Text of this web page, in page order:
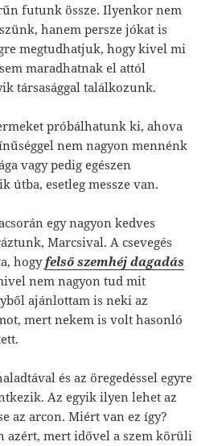
futunk össze. Ilyenkor nem
hanem persze jókat is
megtudhatjuk, hogy kivel mi
maradhatnak el attól
társasággal találkozunk.
próbálhatunk ki, ahova
nem nagyon mennénk
vagy pedig egészen
útba, esetleg messze van.
egy nagyon kedves
Marcsival. A csevegés
hogyfelső szemhéj dagadás
nem nagyon tud mit
ajánlottam is neki az
mert nekem is volt hasonló
és az öregedéssel egyre
Az egyik ilyen lehet az
az arcon. Miért van ez így?
azért, mert idővel a szem körüli